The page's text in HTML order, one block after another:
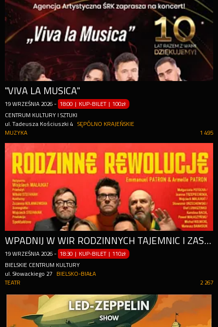
"VIVA LA MUSICA"
19 WRZEŚNIA 2026 - 18:00 | KUP-BILET |100zł
CENTRUM KULTURY I SZTUKI
ul. Tadeusza Kościuszki 4
SĘPÓLNO KRAJEŃSKIE
1 495
MUZYKA
WPADNIJ W WIR RODZINNYCH TAJEMNIC I ZASKAKUJĄCYCH ZWROTÓW AKCJI!
19 WRZEŚNIA 2026 - 18:30 | KUP-BILET |110zł
BIELSKIE CENTRUM KULTURY
ul. Słowackiego 27
BIELSKO-BIAŁA
2 267
TEATR